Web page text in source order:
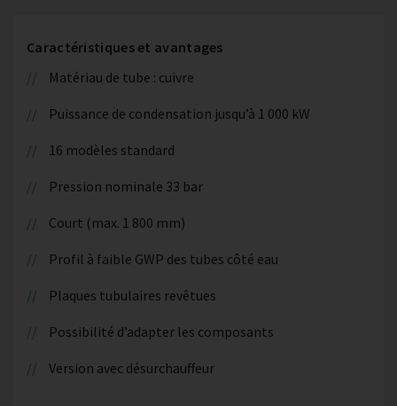
Caractéristiques et avantages
Matériau de tube : cuivre
Puissance de condensation jusqu’à 1 000 kW
16 modèles standard
Pression nominale 33 bar
Court (max. 1 800 mm)
Profil à faible GWP des tubes côté eau
Plaques tubulaires revêtues
Possibilité d’adapter les composants
Version avec désurchauffeur